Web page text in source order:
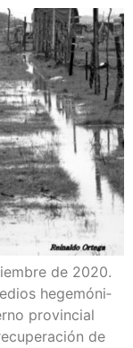
de 2020.
hege­mó­ni­
pro­vin­cial
de